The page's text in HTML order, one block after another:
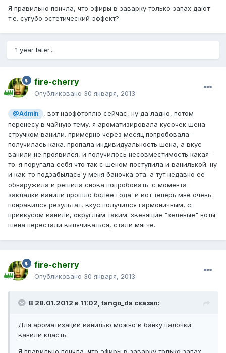
Я правильно пончла, что эфиры в заварку только запах дают-
т.е. сугубо эстетический эффект?
1 year later...
fire-cherry
Опубликовано 30 января, 2013
@Admin
, вот наоффтоплю сейчас, ну да ладно, потом
перенесу в чайную тему. я ароматизировала кусочек шена
стручком ванили. примерно через месяц попробовала -
получилась кака. пропала индивидуальность шена, а вкус
ванили не проявился, и получилось несовместимость какая-
то. я поругала себя что так с шеном поступила и ванилькой. ну
и как-то подзабылась у меня баночка эта. а тут недавно ее
обнаружила и решила снова попробовать. с момента
закладки ванили прошло более года. и вот теперь мне очень
понравился результат, вкус получился гармоничным, с
привкусом ванили, округлым таким. звенящие "зеленые" ноты
шена перестали выпячиваться, стали мягче.
fire-cherry
Опубликовано 30 января, 2013
В 28.01.2012 в 11:02, tango_da сказал:
Для ароматизации ванилью можно в банку палочки
ванили класть.